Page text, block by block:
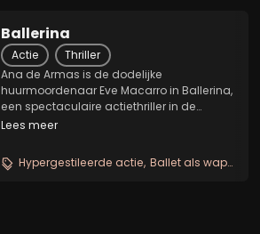
Ballerina
Actie
Thriller
Ana de Armas is de dodelijke
huurmoordenaar Eve Macarro in Ballerina,
een spectaculaire actiethriller in de
wereld van John Wick. Opgeleid volgens
Roma, heeft Eve maar één doel: wraak
nemen op de brute...
Lees meer
Hypergestileerde actie Ballet als wapen